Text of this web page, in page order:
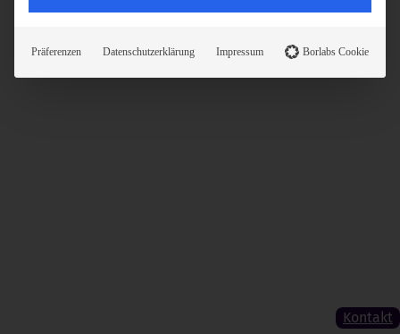
Kontakt
Präferenzen Datenschutzerklärung Impressum Borlabs Cookie